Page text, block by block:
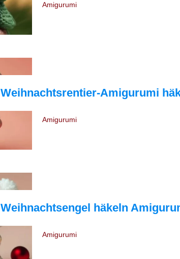
Amigurumi
Weihnachtsrentier-Amigurumi
Amigurumi
Weihnachtsengel häkeln
Amigurumi